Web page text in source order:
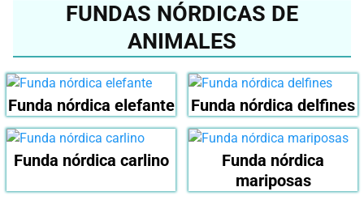
FUNDAS NÓRDICAS DE
ANIMALES
Funda nórdica elefante Funda nórdica delfines
Funda nórdica carlino
Funda nórdica
mariposas